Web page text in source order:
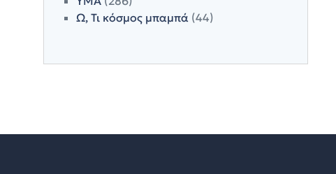
Ω, Τι κόσμος μπαμπά(44)